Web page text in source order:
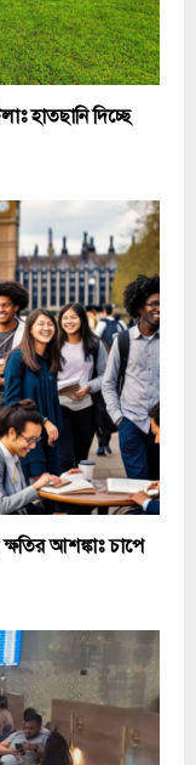
হাতছানি দিচ্ছে
আশঙ্কাঃ চাপে